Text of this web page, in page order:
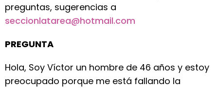
preguntas, sugerencias a
seccionlatarea@hotmail.com
PREGUNTA
Hola, Soy Víctor un hombre de 46 años y estoy
preocupado porque me está fallando la